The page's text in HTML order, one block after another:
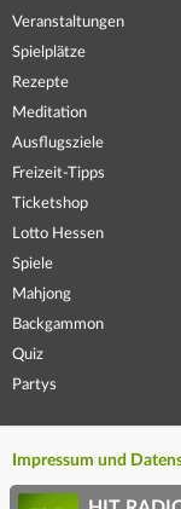
Veranstaltungen
Spielplätze
Rezepte
Meditation
Ausflugsziele
Freizeit-Tipps
Ticketshop
Lotto Hessen
Spiele
Mahjong
Backgammon
Quiz
Partys
Impressum und